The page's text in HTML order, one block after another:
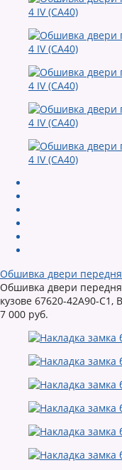
Обшивка двери
Обшивка двери
кузове 67620-42A90-C1,
7 000 руб.